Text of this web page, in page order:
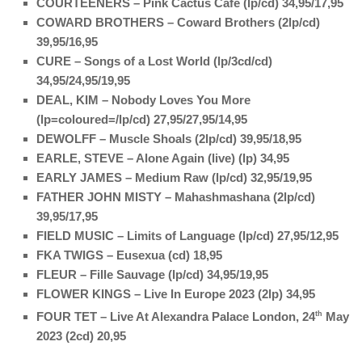
COURTEENERS – Pink Cactus Café (lp/cd) 34,95/17,95
COWARD BROTHERS – Coward Brothers (2lp/cd)
39,95/16,95
CURE – Songs of a Lost World (lp/3cd/cd)
34,95/24,95/19,95
DEAL, KIM – Nobody Loves You More
(lp=coloured=/lp/cd) 27,95/27,95/14,95
DEWOLFF – Muscle Shoals (2lp/cd) 39,95/18,95
EARLE, STEVE – Alone Again (live) (lp) 34,95
EARLY JAMES – Medium Raw (lp/cd) 32,95/19,95
FATHER JOHN MISTY – Mahashmashana (2lp/cd)
39,95/17,95
FIELD MUSIC – Limits of Language (lp/cd) 27,95/12,95
FKA TWIGS – Eusexua (cd) 18,95
FLEUR – Fille Sauvage (lp/cd) 34,95/19,95
FLOWER KINGS – Live In Europe 2023 (2lp) 34,95
FOUR TET – Live At Alexandra Palace London, 24th May
2023 (2cd) 20,95